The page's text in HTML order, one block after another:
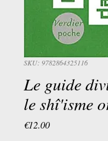
SKU: 9782864325116
Le guide
le shî'isme
€12.00Price